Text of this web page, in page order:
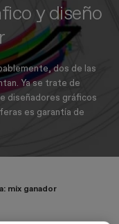
y diseño
dos de las
Ya se trate de
diseñadores gráficos
es garantía de
mix ganador